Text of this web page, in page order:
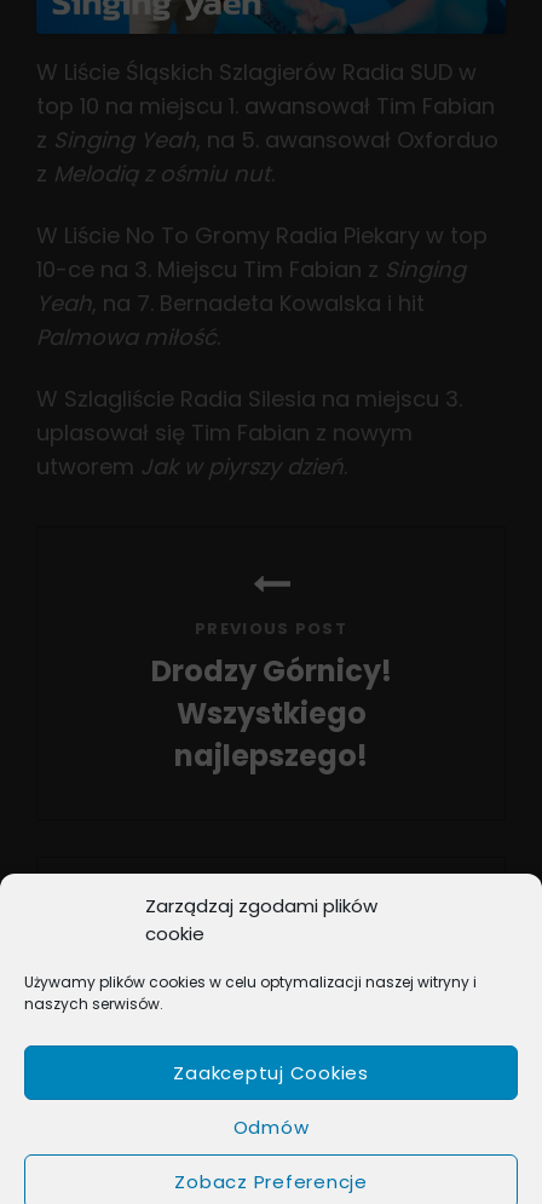
Zarządzaj zgodami plików
cookie
Używamy plików cookies w celu optymalizacji naszej witryny i
naszych serwisów.
Zaakceptuj Cookies
Odmów
Zobacz Preferencje
W Liście Śląskich Szlagierów Radia SUD w
top 10 na miejscu 1. awansował Tim Fabian
z Singing Yeah, na 5. awansował Oxforduo
z Melodią z ośmiu nut.
W Liście No To Gromy Radia Piekary w top
10-ce na 3. Miejscu Tim Fabian z Singing
Yeah, na 7. Bernadeta Kowalska i hit
Palmowa miłość.
W Szlagliście Radia Silesia na miejscu 3.
uplasował się Tim Fabian z nowym
utworem Jak w piyrszy dzień.
PREVIOUS POST
Drodzy Górnicy!
Wszystkiego
najlepszego!
Mikołaj się zbliża…